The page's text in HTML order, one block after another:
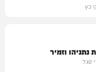
כץ
וזמיר
סגל